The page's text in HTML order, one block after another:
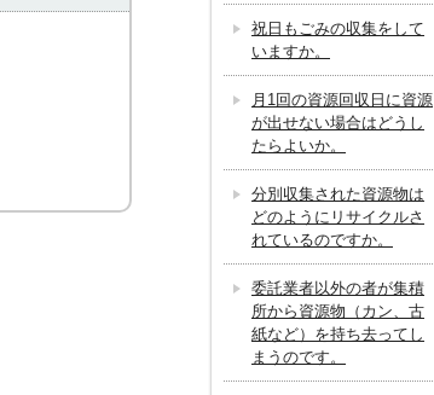
祝日もごみの収集をして
いますか。
月1回の資源回収日に資源
が出せない場合はどうし
たらよいか。
分別収集された資源物は
どのようにリサイクルさ
れているのですか。
委託業者以外の者が集積
所から資源物（カン、古
紙など）を持ち去ってし
まうのです。